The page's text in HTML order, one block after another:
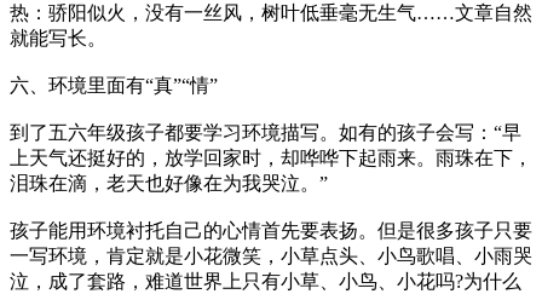
热：骄阳似火，没有一丝风，树叶低垂毫无生气……文章自然
就能写长。
六、环境里面有“真”“情”
到了五六年级孩子都要学习环境描写。如有的孩子会写：“早
上天气还挺好的，放学回家时，却哗哗下起雨来。雨珠在下，
泪珠在滴，老天也好像在为我哭泣。”
孩子能用环境衬托自己的心情首先要表扬。但是很多孩子只要
一写环境，肯定就是小花微笑，小草点头、小鸟歌唱、小雨哭
泣，成了套路，难道世界上只有小草、小鸟、小花吗?为什么